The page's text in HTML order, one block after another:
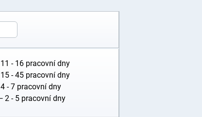
- 16 pracovní dny
- 45 pracovní dny
- 7 pracovní dny
2 - 5 pracovní dny